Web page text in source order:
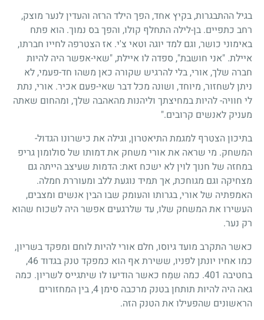
בגיל ההתבגרות, בקיץ אחד, הפך הילד הרזה והעדין לנער מוצק,
רחב כתפיים. בן-לילה התחלף קולו, והפך בס נמוך. הוא פתח
באימוני כושר, וגם למד יוגה וטאי צ'י. אז הצטרפה לחייו חברתו,
איילת. "אני חושבת", ספדה לו איילת, "שאי-אפשר היה להיות
חברה שלך, אורי, בלי להרגיש שקורה כאן משהו חד-פעמי, לא
ניתן לשחזור, מיוחד, ושונה מכל דבר שאי-פעם אכיר. אורי, נתת
לי חוויה- להיות במחיצתך וליהנות מהאהבה שלך, ומהחום שאתה
מעניק לאנשים קרובים."
בתיכון הצטרף למגמת התיאטרון, וגילה את כישרונו הגדול-
המשחק. מי שראה את אורי משחק את דמותו של סולומון גריפ
במחזה של חנוך לוין לא ישכח זאת: הדמות שעיצב הייתה גם
מצחיקה וגם מגוחכת, אך תמיד נוגעת ללב ומעוררת חמלה.
האמפתיה של אורי, בגרותו והעומק שבו הבין אנשים ומצבים,
העשירו את המשחק שלו, עד שלרגעים אפשר היה לשכוח שהוא
רק נער.
כאשר התקרב מועד גיוסו, חלם אורי להיות לוחם ומפקד בשריון,
כמו אחיו יונתן לפניו, ששירת אף הוא כמפקד טנק בגדוד 46,
בחטיבה 401. כמה שמַח כאשר הודיעו לו שיתגייס לשריון. כמה
גאה היה להיות תותחן בטנק מרכבה סימן 4, בין המחזורים
הראשונים שהפעילו את הטנק הזה.